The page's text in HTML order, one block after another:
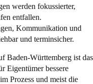
werden fokussierter,
entfallen.
Kommunikation und
und terminsicher.
Baden-Württemberg ist das
Eigentümer bessere
Prozess und meist die